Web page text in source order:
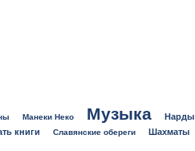
Манеки Неко Музыка Нарды
книги Славянские обереги Шахматы